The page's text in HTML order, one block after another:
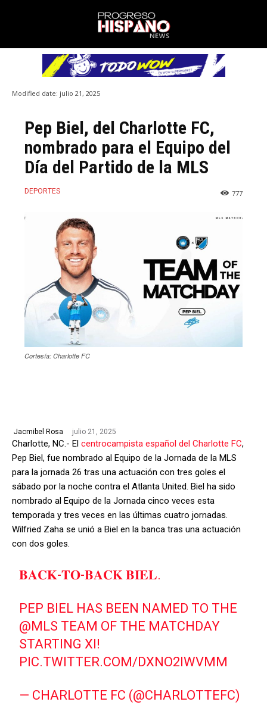
Modified date: julio 21, 2025
Pep Biel, del Charlotte FC,
nombrado para el Equipo del
Día del Partido de la MLS
DEPORTES 777
Cortesía: Charlotte FC
Jacmibel Rosa julio 21, 2025
Charlotte, NC.- El centrocampista español del Charlotte FC,
Pep Biel, fue nombrado al Equipo de la Jornada de la MLS
para la jornada 26 tras una actuación con tres goles el
sábado por la noche contra el Atlanta United. Biel ha sido
nombrado al Equipo de la Jornada cinco veces esta
temporada y tres veces en las últimas cuatro jornadas.
Wilfried Zaha se unió a Biel en la banca tras una actuación
con dos goles.
𝐁𝐀𝐂𝐊-𝐓𝐎-𝐁𝐀𝐂𝐊 𝐁𝐈𝐄𝐋.
PEP BIEL HAS BEEN NAMED TO THE
@MLS TEAM OF THE MATCHDAY
STARTING XI!
PIC.TWITTER.COM/DXNO2IWVMM
— CHARLOTTE FC (@CHARLOTTEFC)